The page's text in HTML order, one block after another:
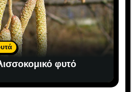
φυτό